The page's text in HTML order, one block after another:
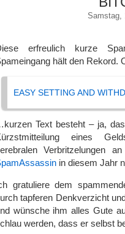
Samstag,
erfreulich kurze
hält den
EASY SETTING AND
Text besteht – ja,
eines
Verbritzelungen
in diesem Jahr
gratuliere dem
tapferen Denkverzicht
wünsche ihm alles Gute
werden, dass er selbst